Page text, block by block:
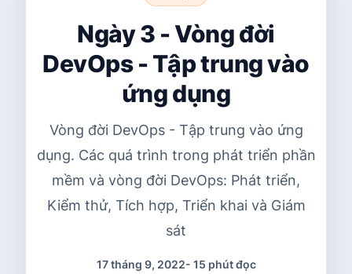
Ngày 3 - Vòng đời
DevOps - Tập trung vào
ứng dụng
Vòng đời DevOps - Tập trung vào ứng
dụng. Các quá trình trong phát triển phần
mềm và vòng đời DevOps: Phát triển,
Kiểm thử, Tích hợp, Triển khai và Giám
sát
17 tháng 9, 2022- 15 phút đọc